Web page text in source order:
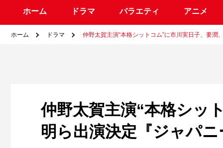
ホーム ドラマ バラエティ アニメ
ホーム ドラマ 仲野太賀主演“本格シットコム”に市川実日子、要
仲野太賀主演“本格シッ
明ら出演決定『ジャパ